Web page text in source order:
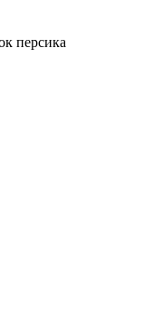
персика